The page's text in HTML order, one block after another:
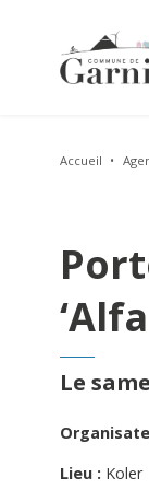
Accueil
Le
Lieu : Koler